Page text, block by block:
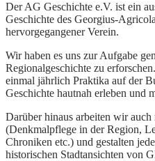
Der AG Geschichte e.V. ist ein
Geschichte des Georgius-
hervorgegangener Verein.
Wir haben es uns zur Aufgabe
Regionalgeschichte zu
einmal jährlich Praktika auf der
Geschichte hautnah erleben und
Darüber hinaus arbeiten wir
(Denkmalpflege in der Region,
Chroniken etc.) und gestalten
historischen Stadtansichten von